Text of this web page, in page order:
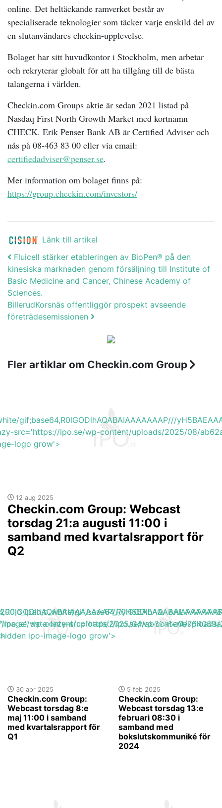
online. Det heltäckande ramverket består av
specialiserade teknologier som täcker varje enskild del av
en slutanvändares checkin-upplevelse.
Bolaget har sitt huvudkontor i Stockholm, men arbetar
och rekryterar globalt för att ha tillgång till de bästa
talangerna i världen.
Checkin.com Groups aktie är sedan 2021 listad på
Nasdaq First North Growth Market med kortnamn
CHECK. Erik Penser Bank AB är Certified Adviser och
nås på 08-463 83 00 eller via email:
certifiedadviser@penser.se.
Mer information om bolaget finns på:
https://group.checkin.com/investors/
Länk till artikel
Post navigation
Fluicell stärker etableringen av BioPen® på den
kinesiska marknaden genom försäljning till Institute of
Basic Medicine and Cancer, Chinese Academy of
Sciences.
BillerudKorsnäs offentliggör prospekt avseende
företrädesemissionen
Fler artiklar om Checkin.com Group
gif;base64,R0lGODlhAQABAIAAAAAAAP///
src='https://ipo.se/wp-content/uploads/2025/08/
logo grow'>
12 aug 2025
Checkin.com Group: Webcast
torsdag 21:a augusti 11:00 i
samband med kvartalsrapport för
Q2
wp-content/uploads/2025/04/
30 apr 2025
Checkin.com Group:
Webcast torsdag 8:e
maj 11:00 i samband
med kvartalsrapport för
Q1
data-lazy-src='https://ipo.se/wp-content/
ipo-image-logo grow'>
5 feb 2025
Checkin.com Group:
Webcast torsdag 13:e
februari 08:30 i
samband med
bokslutskommuniké för
2024